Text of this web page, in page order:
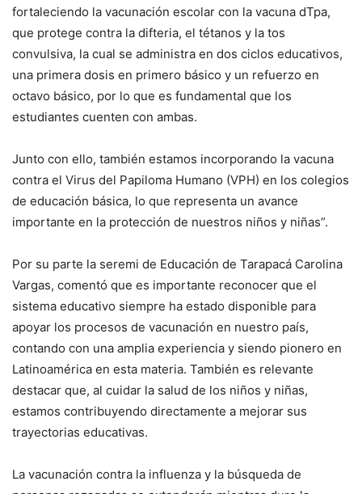
fortaleciendo la vacunación escolar con la vacuna dTpa,
que protege contra la difteria, el tétanos y la tos
convulsiva, la cual se administra en dos ciclos educativos,
una primera dosis en primero básico y un refuerzo en
octavo básico, por lo que es fundamental que los
estudiantes cuenten con ambas.
Junto con ello, también estamos incorporando la vacuna
contra el Virus del Papiloma Humano (VPH) en los colegios
de educación básica, lo que representa un avance
importante en la protección de nuestros niños y niñas”.
Por su parte la seremi de Educación de Tarapacá Carolina
Vargas, comentó que es importante reconocer que el
sistema educativo siempre ha estado disponible para
apoyar los procesos de vacunación en nuestro país,
contando con una amplia experiencia y siendo pionero en
Latinoamérica en esta materia. También es relevante
destacar que, al cuidar la salud de los niños y niñas,
estamos contribuyendo directamente a mejorar sus
trayectorias educativas.
La vacunación contra la influenza y la búsqueda de